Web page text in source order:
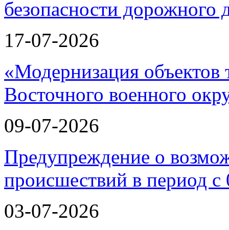
17-07-2026
«Модернизация объектов
Восточного военного
09-07-2026
Предупреждение о
происшествий в период
03-07-2026